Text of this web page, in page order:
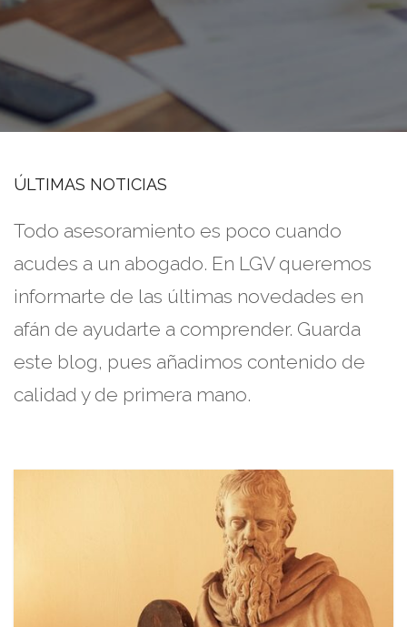
ÚLTIMAS NOTICIAS
Todo asesoramiento es poco cuando
acudes a un abogado. En LGV queremos
informarte de las últimas novedades en
afán de ayudarte a comprender. Guarda
este blog, pues añadimos contenido de
calidad y de primera mano.